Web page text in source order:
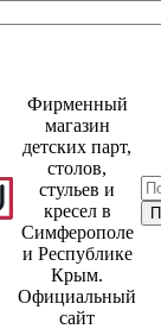
Фирменный
магазин
детских парт,
столов,
стульев и
кресел в
Симферополе
и Республике
Крым.
Официальный
сайт